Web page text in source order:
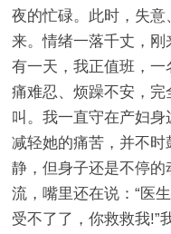
夜的忙碌。此时，失
来。情绪一落千丈，刚
有一天，我正值班，
痛难忍、烦躁不安，
叫。我一直守在产妇
减轻她的痛苦，并不
静，但身子还是不停
流，嘴里还在说：“医
受不了了，你救救我!”